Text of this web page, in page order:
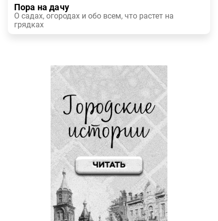
Пора на дачу
О садах, огородах и обо всем, что растет на
грядках